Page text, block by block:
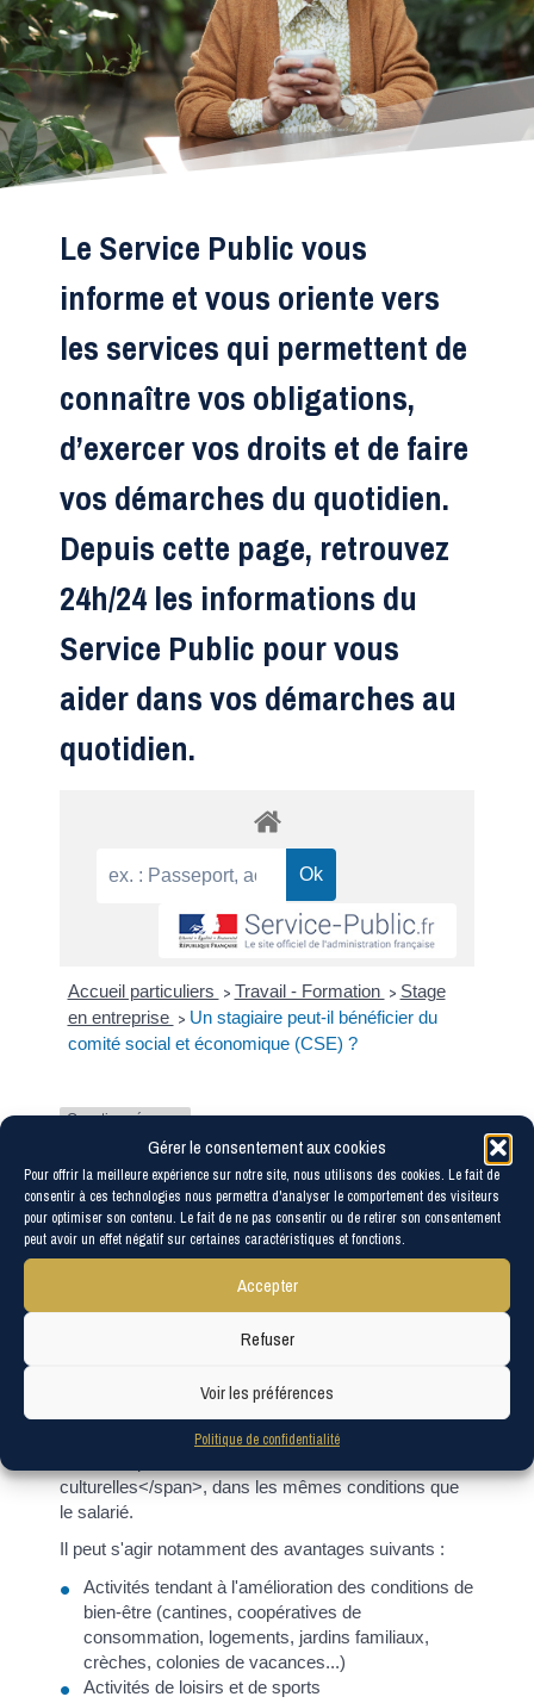
Gérer le consentement aux cookies
Pour offrir la meilleure expérience sur notre site, nous utilisons des cookies. Le fait de
consentir à ces technologies nous permettra d'analyser le comportement des visiteurs
pour optimiser son contenu. Le fait de ne pas consentir ou de retirer son consentement
peut avoir un effet négatif sur certaines caractéristiques et fonctions.
Accepter
Refuser
Voir les préférences
Politique de confidentialité
Le Service Public vous
informe et vous oriente vers
les services qui permettent de
connaître vos obligations,
d’exercer vos droits et de faire
vos démarches du quotidien.
Depuis cette page, retrouvez
24h/24 les informations du
Service Public pour vous
aider dans vos démarches au
quotidien.
Accueil particuliers > Travail - Formation > Stage
en entreprise > Un stagiaire peut-il bénéficier du
comité social et économique (CSE) ?
Question-réponse
Un stagiaire peut-il bénéficier
du comité social et
économique (CSE) ?
Vérifié le 09/07/2021 - Direction de l'information légale et
par le <a href="https://www.les-corvees-les-
économique (CSE)</a>, appelés <span
culturelles</span>, dans les mêmes conditions que
le salarié.
Il peut s'agir notamment des avantages suivants :
Activités tendant à l'amélioration des conditions de
bien-être (cantines, coopératives de
consommation, logements, jardins familiaux,
crèches, colonies de vacances...)
Activités de loisirs et de sports